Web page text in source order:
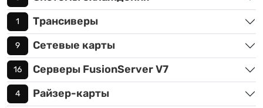
1 Трансиверы
9 Сетевые карты
16 Серверы FusionServer V7
4 Райзер-карты